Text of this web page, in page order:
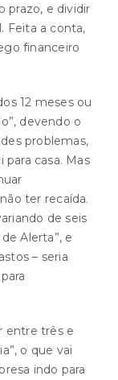
prazo, e dividir
Feita a conta,
financeiro
12 meses ou
devendo o
problemas,
casa. Mas
ter recaída.
de seis
Alerta”, e
– seria
entre três e
o que vai
indo para